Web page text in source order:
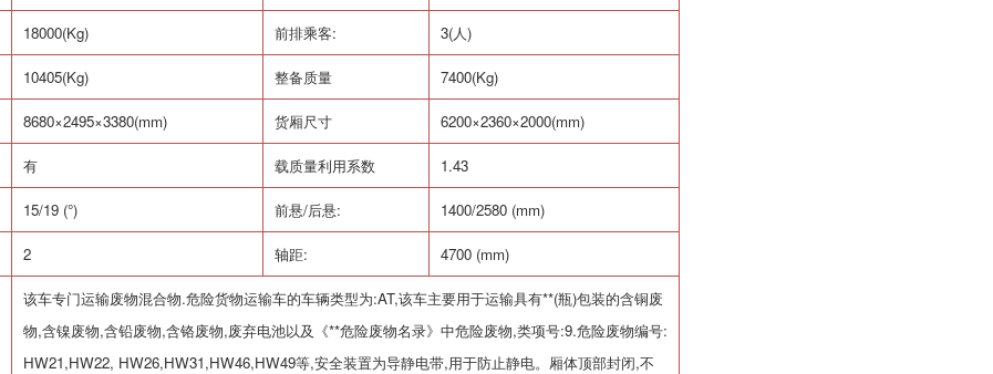
18000(Kg) 前排乘客: 3(人)
10405(Kg) 整备质量 7400(Kg)
8680×2495×3380(mm) 货厢尺寸 6200×2360×2000(mm)
有 载质量利用系数 1.43
15/19 (°) 前悬/后悬: 1400/2580 (mm)
2 轴距: 4700 (mm)
该车专门运输废物混合物.危险货物运输车的车辆类型为:AT,该车主要用于运输具有**(瓶)包装的含铜废
物,含镍废物,含铅废物,含铬废物,废弃电池以及《**危险废物名录》中危险废物,类项号:9.危险废物编号:
HW21,HW22, HW26,HW31,HW46,HW49等,安全装置为导静电带,用于防止静电。厢体顶部封闭,不